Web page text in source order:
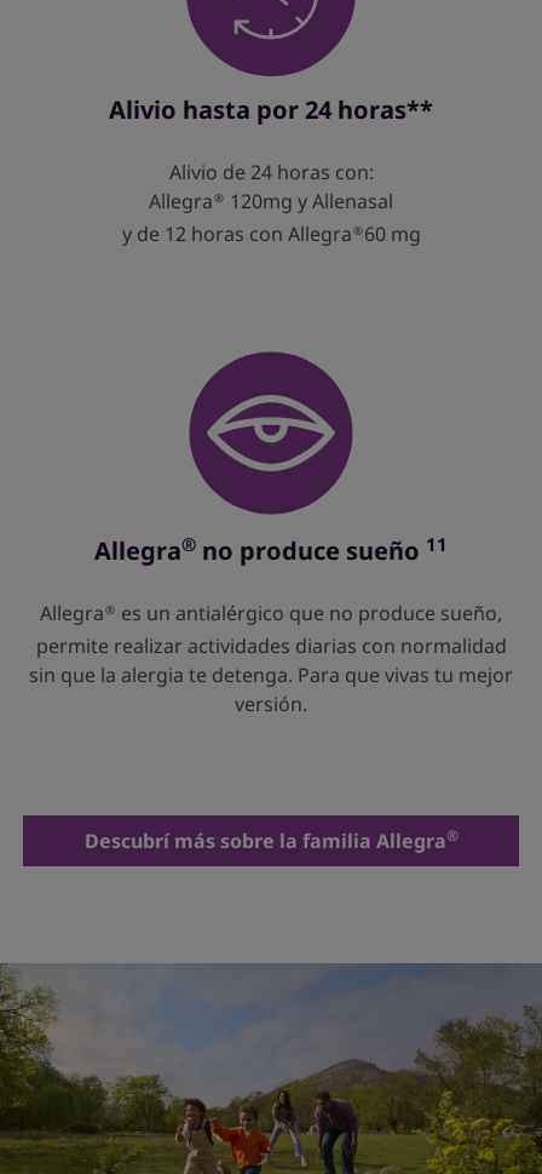
Alivio hasta por 24 horas**
Alivio de 24 horas con:
Allegra® 120mg y Allenasal
y de 12 horas con Allegra®60 mg
Allegra® no produce sueño 11
Allegra® es un antialérgico que no produce sueño,
permite realizar actividades diarias con normalidad
sin que la alergia te detenga. Para que vivas tu mejor
versión.
Descubrí más sobre la familia Allegra®